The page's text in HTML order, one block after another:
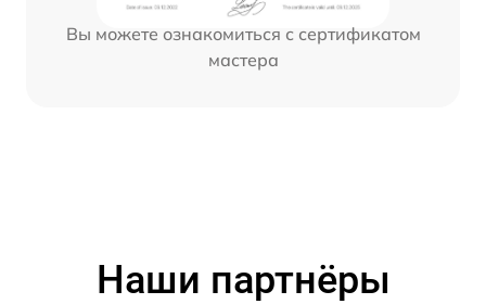
Вы можете ознакомиться с сертификатом
мастера
Наши партнёры